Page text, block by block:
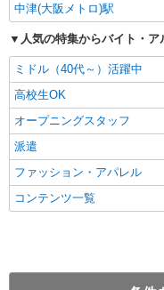
中津(大阪メトロ)駅
人気の特集からバイト・
ミドル（40代～）活躍中
高校生OK
オープニングスタッフ
派遣
ファッション・アパレル
コンテンツ一覧